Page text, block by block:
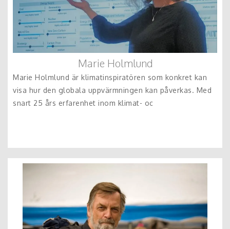
Marie Holmlund
Marie Holmlund är klimatinspiratören som konkret kan
visa hur den globala uppvärmningen kan påverkas. Med
snart 25 års erfarenhet inom klimat- oc